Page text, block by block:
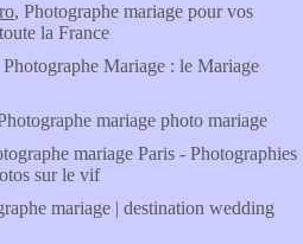
, Photographe mariage pour vos
la France
Photographe Mariage : le Mariage
mariage photo mariage
mariage Paris - Photographies
sur le vif
mariage | destination wedding